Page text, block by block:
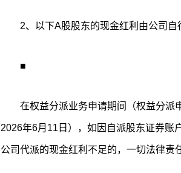
2、以下A股股东的现金红利由公司自
■
在权益分派业务申请期间（权益分派
2026年6月11日），如因自派股东证券账
公司代派的现金红利不足的，一切法律责